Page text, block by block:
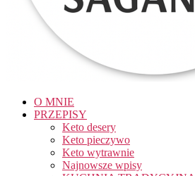
O MNIE
PRZEPISY
Keto desery
Keto pieczywo
Keto wytrawnie
Najnowsze wpisy